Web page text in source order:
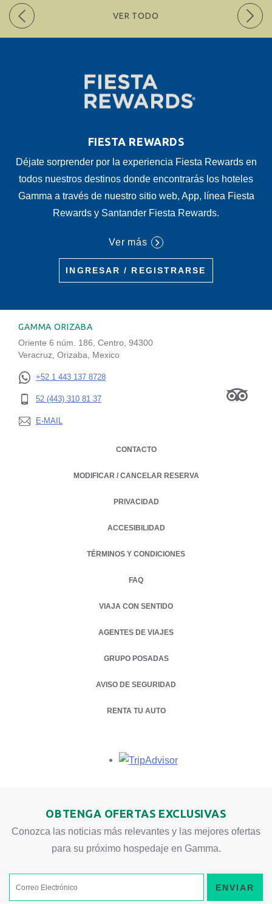
VER TODO
FIESTA REWARDS
Déjate sorprender por la experiencia Fiesta Rewards en
todos nuestros destinos donde encontrarás los hoteles
Gamma a través de nuestro sitio web, App, línea Fiesta
Rewards y Santander Fiesta Rewards.
Ver más
INGRESAR / REGISTRARSE
GAMMA ORIZABA
Oriente 6 núm. 186, Centro, 94300
Veracruz, Orizaba, Mexico
+52 1 443 137 8728
52 (443) 310 81 37
E-MAIL
CONTACTO
MODIFICAR / CANCELAR RESERVA
PRIVACIDAD
OPENS IN A NEW TAB.
ACCESIBILIDAD
TÉRMINOS Y CONDICIONES
FAQ
VIAJA CON SENTIDO
AGENTES DE VIAJES
GRUPO POSADAS
AVISO DE SEGURIDAD
RENTA TU AUTO
OPENS IN A NEW TAB.
Opens in a new tab.
OBTENGA OFERTAS EXCLUSIVAS
Conozca las noticias más relevantes y las mejores ofertas
para su próximo hospedaje en Gamma.
ENVIAR